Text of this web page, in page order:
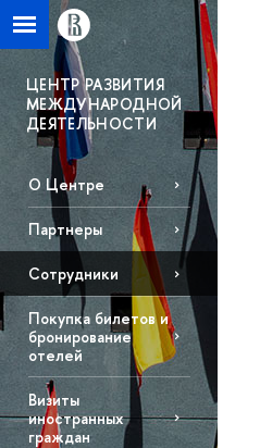
ЦЕНТР РАЗВИТИЯ
МЕЖДУНАРОДНОЙ
ДЕЯТЕЛЬНОСТИ
О Центре
Партнеры
Сотрудники
Покупка билетов и
бронирование
отелей
Визиты
иностранных
граждан